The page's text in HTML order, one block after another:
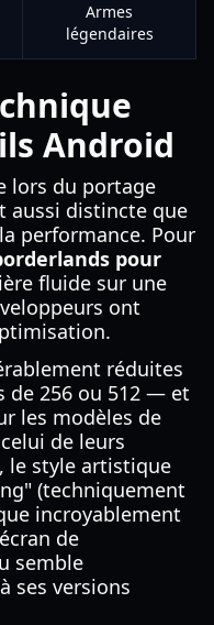
Armes
légendaires
Android
lors du portage
aussi distincte que
performance. Pour
pour
fluide sur une
ont
réduites
de 256 ou 512 — et
les modèles de
de leurs
le style artistique
(techniquement
incroyablement
de
semble
ses versions